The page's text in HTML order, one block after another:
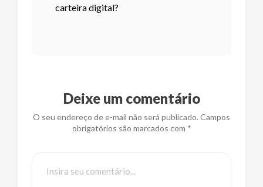
carteira digital?
Deixe um comentário
O seu endereço de e-mail não será publicado. Campos
obrigatórios são marcados com *